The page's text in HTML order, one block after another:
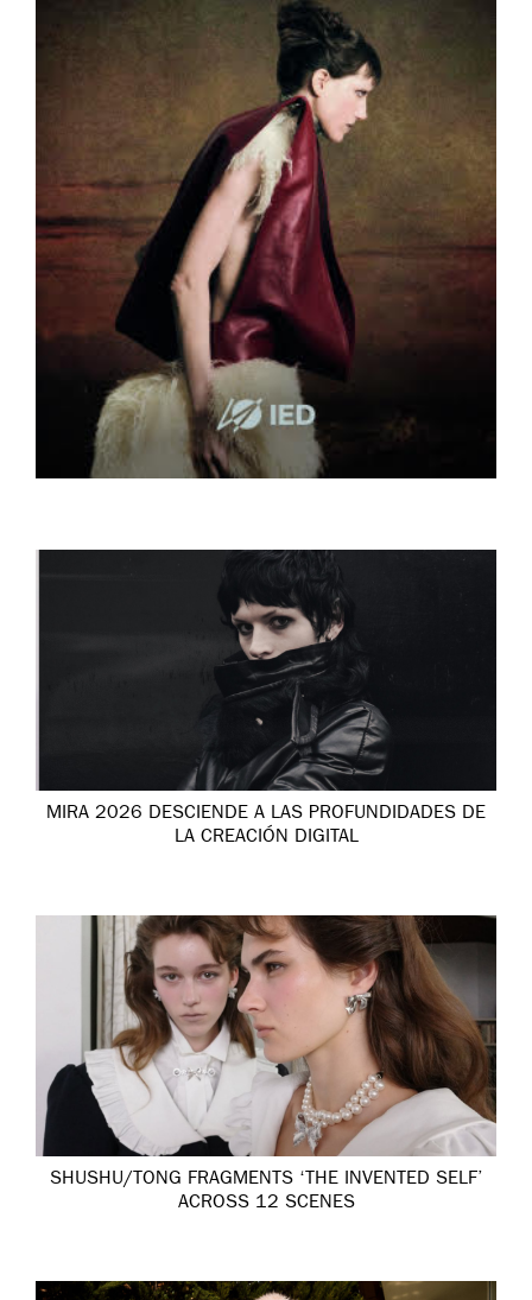
MIRA 2026 DESCIENDE A LAS PROFUNDIDADES DE
LA CREACIÓN DIGITAL
SHUSHU/TONG FRAGMENTS ‘THE INVENTED SELF’
ACROSS 12 SCENES